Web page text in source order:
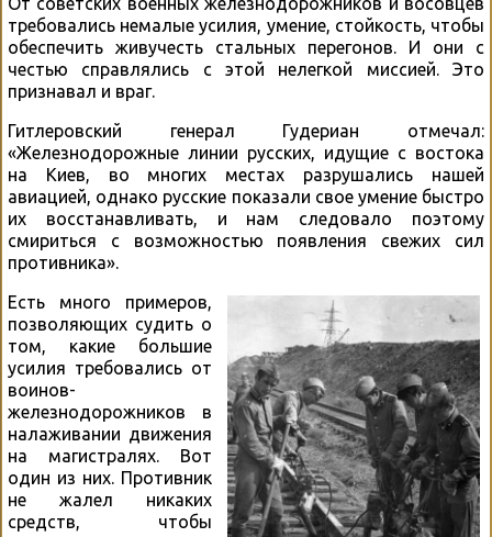
требовались немалые усилия, умение, стойкость, чтобы
обеспечить живучесть стальных перегонов. И они с
честью справлялись с этой нелегкой миссией. Это
признавал и враг.
Гитлеровский генерал Гудериан отмечал:
«Железнодорожные линии русских, идущие с востока
на Киев, во многих местах разрушались нашей
авиацией, однако русские показали свое умение быстро
их восстанавливать, и нам следовало поэтому
смириться с возможностью появления свежих сил
противника».
Есть много примеров,
позволяющих судить о
том, какие большие
усилия требовались от
воинов-
железнодорожников в
налаживании движения
на магистралях. Вот
один из них. Противник
не жалел никаких
средств, чтобы